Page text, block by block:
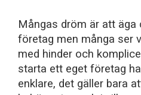
Mångas dröm är att äga
företag men många ser
med hinder och
starta ett eget företag
enklare, det gäller bara